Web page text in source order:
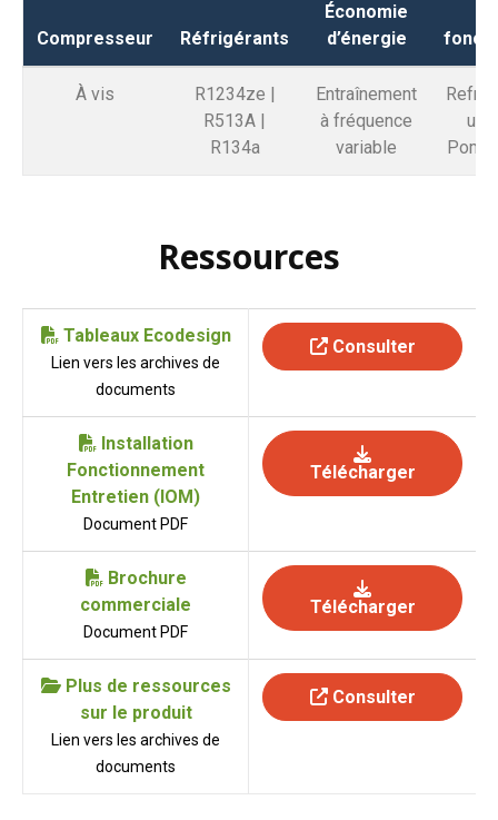
Compresseur Réfrigérants
Économie
d’énergie
À vis
R1234ze |
R513A |
R134a
Entraînement
à fréquence
variable
Ressources
Tableaux Ecodesign
Lien vers les archives de
documents
Consulter
Installation
Fonctionnement
Entretien (IOM)
Document PDF
Télécharger
Brochure
commerciale
Document PDF
Télécharger
Plus de ressources
sur le produit
Lien vers les archives de
documents
Consulter